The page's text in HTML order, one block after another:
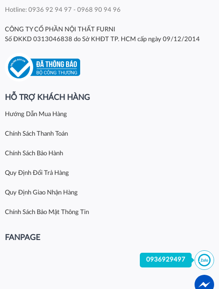
Hotline: 0936 92 94 97 - 0968 90 94 96
CÔNG TY CỔ PHẦN NỘI THẤT FURNI
Số ĐKKD 0313046838 do Sở KHĐT TP. HCM cấp ngày 09/12/2014
HỖ TRỢ KHÁCH HÀNG
Hướng Dẫn Mua Hàng
Chính Sách Thanh Toán
Chính Sách Bảo Hành
Quy Định Đổi Trả Hàng
Quy Định Giao Nhận Hàng
Chính Sách Bảo Mật Thông Tin
FANPAGE
0936929497